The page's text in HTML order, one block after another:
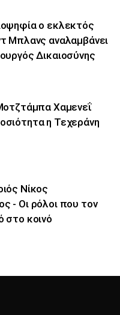
ο εκλεκτός
Μπλανς αναλαμβάνει
Δικαιοσύνης
Χαμενεΐ
η Τεχεράνη
Νίκος
- Οι ρόλοι που τον
στο κοινό